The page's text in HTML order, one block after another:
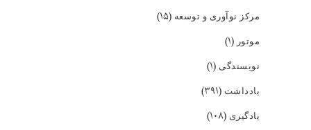
مرکز نوآوری و توسعه (۱۵)
موتور (۱)
نویسندگی (۱)
یادداشت (۳۹۱)
یادگیری (۱۰۸)